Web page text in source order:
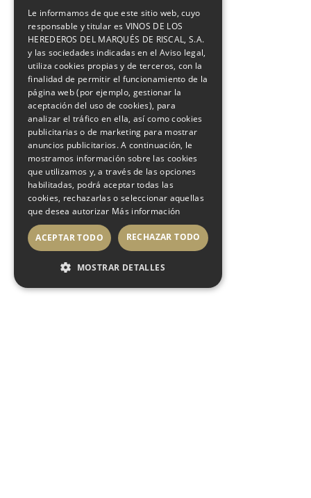
Le informamos de que este sitio web, cuyo
responsable y titular es VINOS DE LOS
HEREDEROS DEL MARQUÉS DE RISCAL, S.A.
y las sociedades indicadas en el Aviso legal,
utiliza cookies propias y de terceros, con la
finalidad de permitir el funcionamiento de la
página web (por ejemplo, gestionar la
aceptación del uso de cookies), para
analizar el tráfico en ella, así como cookies
publicitarias o de marketing para mostrar
anuncios publicitarios. A continuación, le
mostramos información sobre las cookies
que utilizamos y, a través de las opciones
habilitadas, podrá aceptar todas las
cookies, rechazarlas o seleccionar aquellas
que desea autorizar Más información
ACEPTAR TODO RECHAZAR TODO
MOSTRAR DETALLES